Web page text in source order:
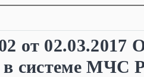
от 02.03.2017
системе МЧС